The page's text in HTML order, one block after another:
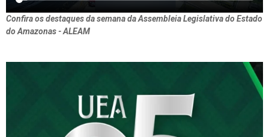
Confira os destaques da semana da Assembleia Legislativa do Estado
do Amazonas - ALEAM